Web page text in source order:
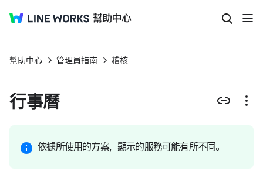
幫助中心 管理員指南 稽核
行事曆
依據所使用的方案，顯示的服務可能有所不同。